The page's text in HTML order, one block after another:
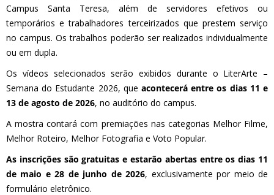
Campus Santa Teresa, além de servidores efetivos ou
temporários e trabalhadores terceirizados que prestem serviço
no campus. Os trabalhos poderão ser realizados individualmente
ou em dupla.
Os vídeos selecionados serão exibidos durante o LiterArte –
Semana do Estudante 2026, que acontecerá entre os dias 11 e
13 de agosto de 2026, no auditório do campus.
A mostra contará com premiações nas categorias Melhor Filme,
Melhor Roteiro, Melhor Fotografia e Voto Popular.
As inscrições são gratuitas e estarão abertas entre os dias 11
de maio e 28 de junho de 2026, exclusivamente por meio de
formulário eletrônico.